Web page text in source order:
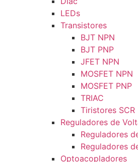
LEDs
Transistores
BJT NPN
BJT PNP
JFET NPN
MOSFET NPN
MOSFET PNP
TRIAC
Tiristores SCR
Reguladores de
Reguladores
Reguladores
Optoacopladores